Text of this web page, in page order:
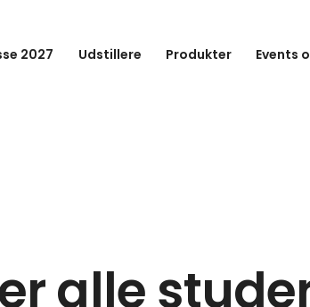
2027 Udstillere Produkter Events
alle